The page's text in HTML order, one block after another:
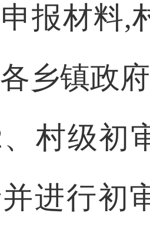
报材料,
乡镇政
村级初
进行初